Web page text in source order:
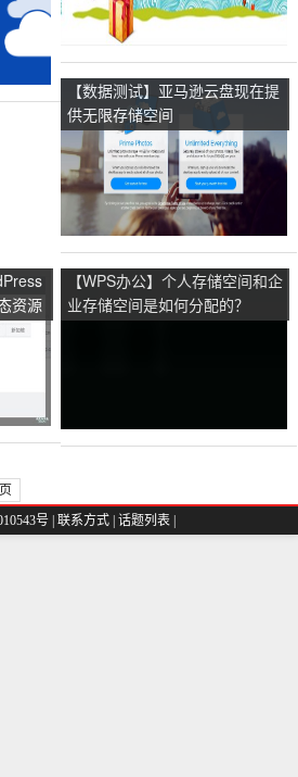
【数据测试】亚马逊云盘现在提
供无限存储空间
资源
【WPS办公】个人存储空间和企
业存储空间是如何分配的？
号 | 联系方式 | 话题列表 |